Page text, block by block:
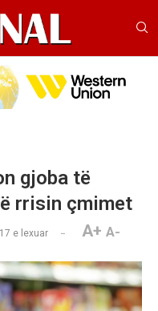
gjoba të
rrisin çmimet
e lexuar A+ A-